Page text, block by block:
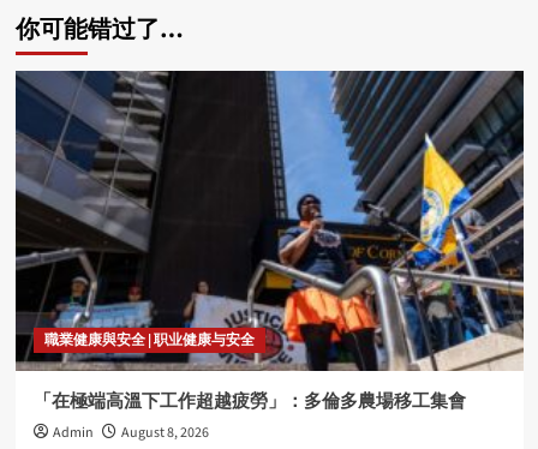
你可能错过了…
職業健康與安全 | 职业健康与安全
「在極端高溫下工作超越疲勞」：多倫多農場移工集會
Admin August 8, 2026